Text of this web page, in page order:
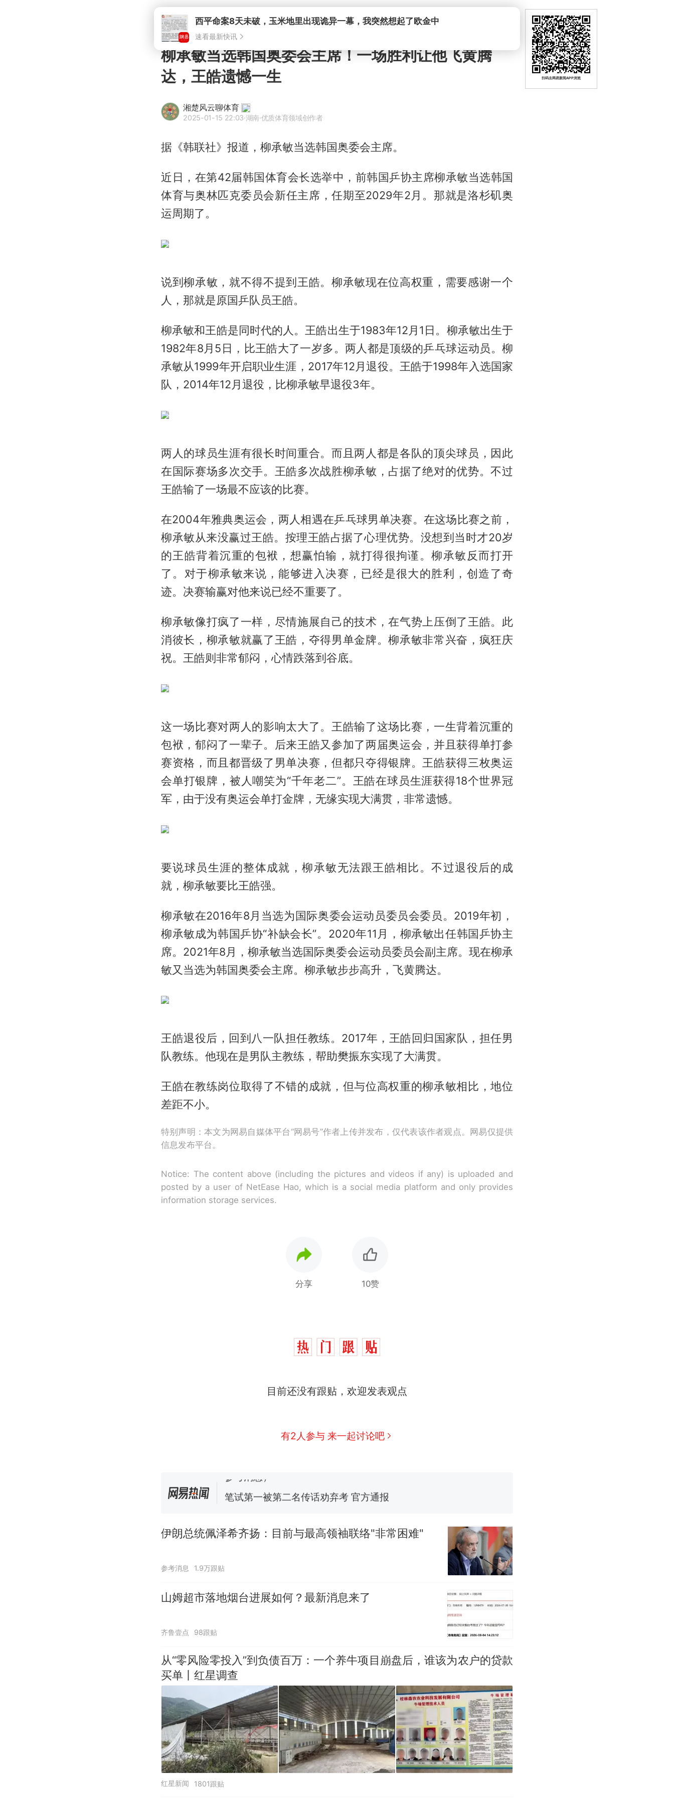
西平命案8天未破，玉米地里出现诡异一幕，我突然想起了欧金中
速看最新快讯
柳承敏当选韩国奥委会主席！一场胜利让他飞黄腾
达，王皓遗憾一生
湘楚风云聊体育
2025-01-15 22:03·湖南·优质体育领域创作者
据《韩联社》报道， 柳承敏当选韩国奥委会主席。
近日，在第42届韩国体育会长选举中，前韩国乒协主席柳承敏当选韩国
体育与奥林匹克委员会新任主席，任期至2029年2月。那就是洛杉矶奥
运周期了。
说到柳承敏，就不得不提到王皓。柳承敏现在位高权重，需要感谢一个
人，那就是原国乒队员王皓。
柳承敏和王皓是同时代的人。王皓出生于1983年12月1日。柳承敏出生于
1982年8月5日，比王皓大了一岁多。两人都是顶级的乒乓球运动员。柳
承敏从1999年开启职业生涯，2017年12月退役。王皓于1998年入选国家
队，2014年12月退役，比柳承敏早退役3年。
两人的球员生涯有很长时间重合。而且两人都是各队的顶尖球员，因此
在国际赛场多次交手。王皓多次战胜柳承敏，占据了绝对的优势。不过
王皓输了一场最不应该的比赛。
在2004年雅典奥运会，两人相遇在乒乓球男单决赛。在这场比赛之前，
柳承敏从来没赢过王皓。按理王皓占据了心理优势。没想到当时才20岁
的王皓背着沉重的包袱，想赢怕输，就打得很拘谨。柳承敏反而打开
了。对于柳承敏来说，能够进入决赛，已经是很大的胜利，创造了奇
迹。决赛输赢对他来说已经不重要了。
柳承敏像打疯了一样，尽情施展自己的技术，在气势上压倒了王皓。此
消彼长，柳承敏就赢了王皓，夺得男单金牌。柳承敏非常兴奋，疯狂庆
祝。王皓则非常郁闷，心情跌落到谷底。
这一场比赛对两人的影响太大了。王皓输了这场比赛，一生背着沉重的
包袱，郁闷了一辈子。后来王皓又参加了两届奥运会，并且获得单打参
赛资格，而且都晋级了男单决赛，但都只夺得银牌。王皓获得三枚奥运
会单打银牌，被人嘲笑为“千年老二”。王皓在球员生涯获得18个世界冠
军，由于没有奥运会单打金牌，无缘实现大满贯，非常遗憾。
要说球员生涯的整体成就，柳承敏无法跟王皓相比。不过退役后的成
就，柳承敏要比王皓强。
柳承敏在2016年8月当选为国际奥委会运动员委员会委员。2019年初，
柳承敏成为韩国乒协“补缺会长”。2020年11月，柳承敏出任韩国乒协主
席。2021年8月，柳承敏当选国际奥委会运动员委员会副主席。现在柳承
敏又当选为韩国奥委会主席。柳承敏步步高升，飞黄腾达。
王皓退役后，回到八一队担任教练。2017年，王皓回归国家队，担任男
队教练。他现在是男队主教练，帮助樊振东实现了大满贯。
王皓在教练岗位取得了不错的成就，但与位高权重的柳承敏相比，地位
差距不小。
特别声明：本文为网易自媒体平台“网易号”作者上传并发布，仅代表该作者观点。网易仅提供
信息发布平台。
Notice: The content above (including the pictures and videos if any) is uploaded and
posted by a user of NetEase Hao, which is a social media platform and only provides
information storage services.
分享 10赞
目前还没有跟贴，欢迎发表观点
有2人参与 来一起讨论吧
那个在床头放菜刀的女孩，因老师一句“跟我回家”改写了人生
制裁瓜子饺子，美国怕什么？
男子上山采菌偶然发现鸡枞菌窝，原地守1天等它长大：挖了140多
笔试第一被第二名传话劝弃考 官方通报
伊朗总统佩泽希齐扬：目前与最高领袖联络"非常困难"
参考消息 1.9万跟贴
山姆超市落地烟台进展如何？最新消息来了
齐鲁壹点 98跟贴
从“零风险零投入”到负债百万：一个养牛项目崩盘后，谁该为农户的贷款
买单丨红星调查
红星新闻 1801跟贴
扫码去网易新闻APP浏览